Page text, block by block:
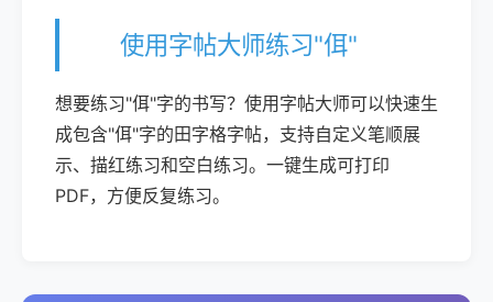
使用字帖大师练习"佴"
想要练习"佴"字的书写？使用字帖大师可以快速生
成包含"佴"字的田字格字帖，支持自定义笔顺展
示、描红练习和空白练习。一键生成可打印
PDF，方便反复练习。